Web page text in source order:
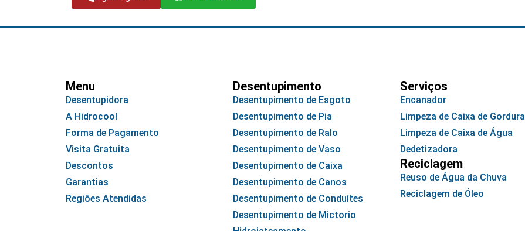
Menu
Desentupidora
A Hidrocool
Forma de Pagamento
Visita Gratuita
Descontos
Garantias
Regiões Atendidas
Desentupimento
Desentupimento de Esgoto
Desentupimento de Pia
Desentupimento de Ralo
Desentupimento de Vaso
Desentupimento de Caixa
Desentupimento de Canos
Desentupimento de Conduítes
Desentupimento de Mictorio
Serviços
Encanador
Limpeza de Caixa de Gordura
Limpeza de Caixa de Água
Dedetizadora
Reciclagem
Reuso de Água da Chuva
Reciclagem de Óleo